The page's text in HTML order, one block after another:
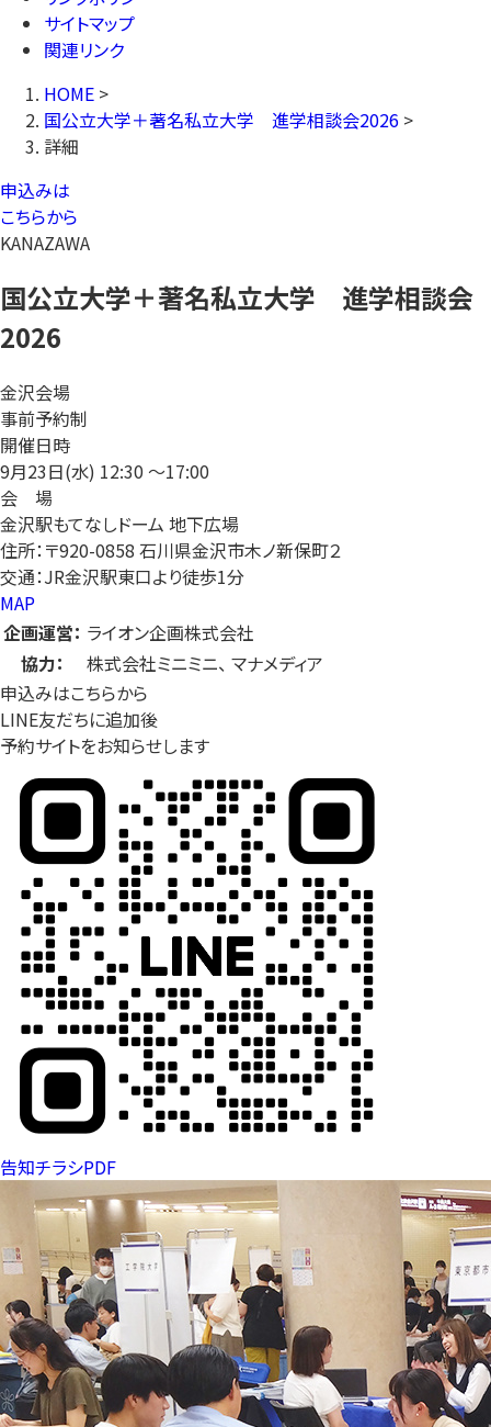
サイトマップ
関連リンク
HOME >
国公立大学＋著名私立大学 進学相談会2026 >
詳細
申込みは
こちらから
KANAZAWA
国公立大学＋著名私立大学 進学相談会
2026
金沢会場
事前予約制
開催日時
9月23日(水) 12:30 〜17:00
会 場
金沢駅もてなしドーム 地下広場
住所：〒920-0858 石川県金沢市木ノ新保町２
交通：JR金沢駅東口より徒歩1分
MAP
企画運営： ライオン企画株式会社
協力：
株式会社ミニミニ、 マナメディア
申込みはこちらから
LINE友だちに追加後
予約サイトをお知らせします
告知チラシPDF